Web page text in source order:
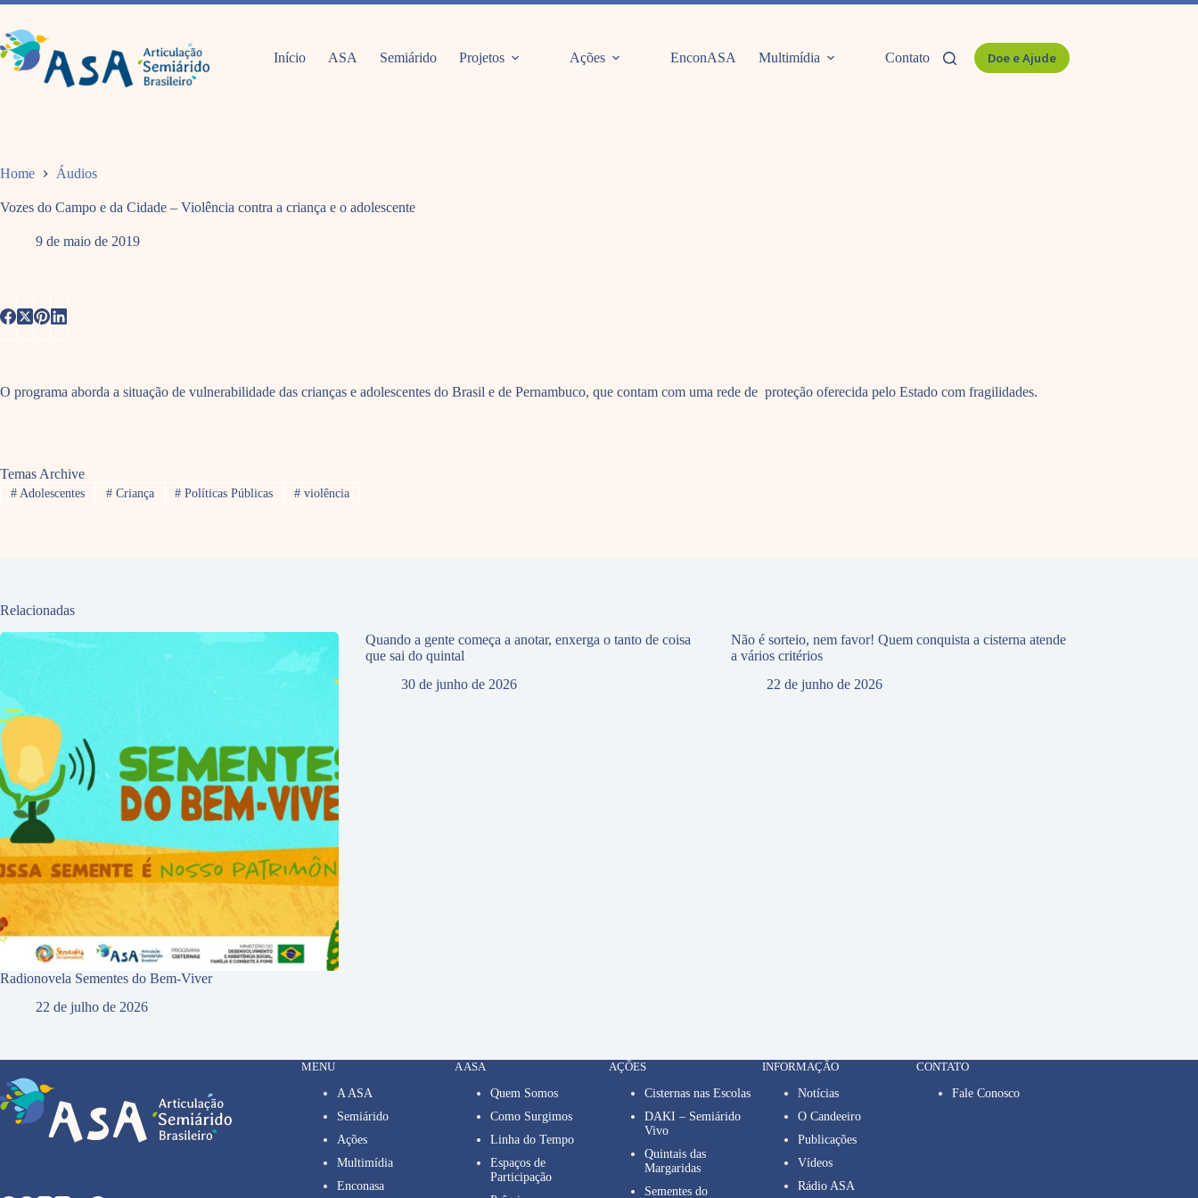
Pular
o
conteúdo
Início ASA Semiárido Projetos Ações EnconASA Multimídia Contato Doe e Ajude
Home Áudios
Vozes do Campo e da Cidade – Violência contra a criança e o adolescente
9 de maio de 2019
O programa aborda a situação de vulnerabilidade das crianças e adolescentes do Brasil e de Pernambuco, que contam com uma rede de proteção oferecida pelo Estado com fragilidades.
Temas Archive
#Adolescentes #Criança # Políticas Públicas # violência
Relacionadas
Radionovela Sementes do Bem-Viver
22 de julho de 2026
Quando a gente começa a anotar, enxerga o tanto de coisa
que sai do quintal
30 de junho de 2026
Não é sorteio, nem favor! Quem conquista a cisterna atende
a vários critérios
22 de junho de 2026
MENU
A ASA
Semiárido
Ações
Multimídia
Enconasa
A ASA
Quem Somos
Como Surgimos
Linha do Tempo
Espaços de
Participação
AÇÕES
Cisternas nas Escolas
DAKI – Semiárido
Vivo
Quintais das
Margaridas
Sementes do
INFORMAÇÃO
Notícias
O Candeeiro
Publicações
Vídeos
Rádio ASA
CONTATO
Fale Conosco